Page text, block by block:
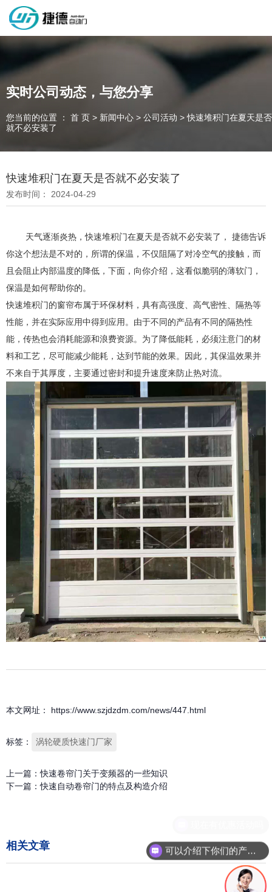
深圳市捷德自动门有限公司，专业从事自动门工业门类产品的生产
制作销售和安装的企业，欢迎咨询！
为客户量身定制独属于您的工业门 快速门
设计、制作、安装、售后一站式服务
实时公司动态，与您分享
您当前的位置 ： 首 页 > 新闻中心 > 公司活动 >快速堆积门在夏天是否
就不必安装了
快速堆积门在夏天是否就不必安装了
发布时间： 2024-04-29
天气逐渐炎热，快速堆积门在夏天是否就不必安装了， 捷德告诉
你这个想法是不对的，所谓的保温，不仅阻隔了对冷空气的接触，而
且会阻止内部温度的降低，下面，向你介绍，这看似脆弱的薄软门，
保温是如何帮助你的。
快速堆积门的窗帘布属于环保材料，具有高强度、高气密性、隔热等
性能，并在实际应用中得到应用。由于不同的产品有不同的隔热性
能，传热也会消耗能源和浪费资源。为了降低能耗，必须注意门的材
料和工艺，尽可能减少能耗，达到节能的效果。因此，其保温效果并
不来自于其厚度，主要通过密封和提升速度来防止热对流。
本文网址： https://www.szjdzdm.com/news/447.html
标签： 涡轮硬质快速门厂家
上一篇：快速卷帘门关于变频器的一些知识
下一篇：快速自动卷帘门的特点及构造介绍
相关文章 可以介绍下你们的产品么